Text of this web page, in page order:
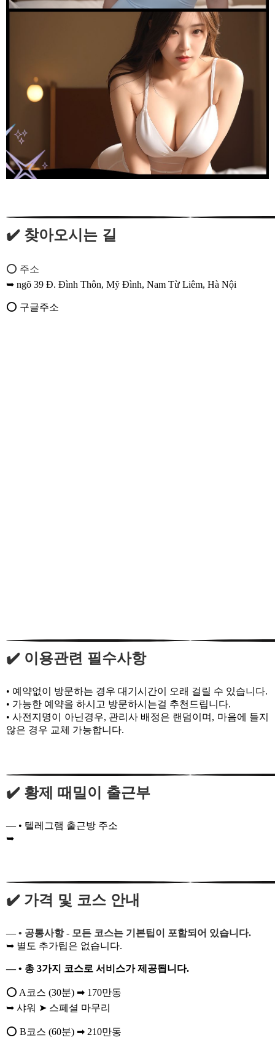
✔️ 찾아오시는 길
⭕ 주소
➥ ngõ 39 Đ. Đình Thôn, Mỹ Đình, Nam Từ Liêm, Hà Nội
⭕ 구글주소
✔️ 이용관련 필수사항
• 예약없이 방문하는 경우 대기시간이 오래 걸릴 수 있습니다.
• 가능한 예약을 하시고 방문하시는걸 추천드립니다.
• 사전지명이 아닌경우, 관리사 배정은 랜덤이며, 마음에 들지
않은 경우 교체 가능합니다.
✔️ 황제 때밀이 출근부
— • 텔레그램 출근방 주소
➥
✔️ 가격 및 코스 안내
— • 공통사항 - 모든 코스는 기본팁이 포함되어 있습니다.
➥ 별도 추가팁은 없습니다.
— • 총 3가지 코스로 서비스가 제공됩니다.
⭕ A코스 (30분) ➡ 170만동
➥ 샤워 ➤ 스페셜 마무리
⭕ B코스 (60분) ➡ 210만동